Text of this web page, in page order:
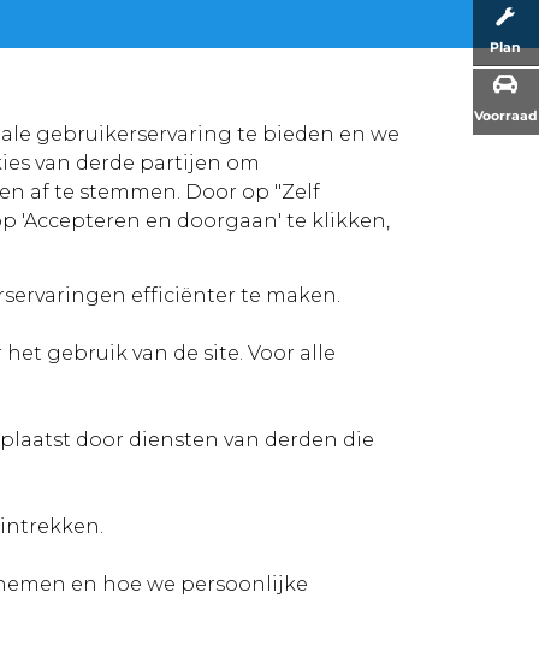
Plan
Voorraad
gebruikerservaring te bieden en we
van derde partijen om
af te stemmen. Door op "Zelf
'Accepteren en doorgaan' te klikken,
efficiënter te maken.
gebruik van de site. Voor alle
door diensten van derden die
en hoe we persoonlijke